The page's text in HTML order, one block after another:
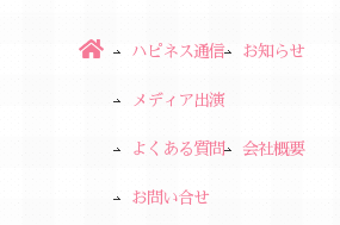
ハピネス通信 お知らせ
メディア出演
よくある質問 会社概要
お問い合せ